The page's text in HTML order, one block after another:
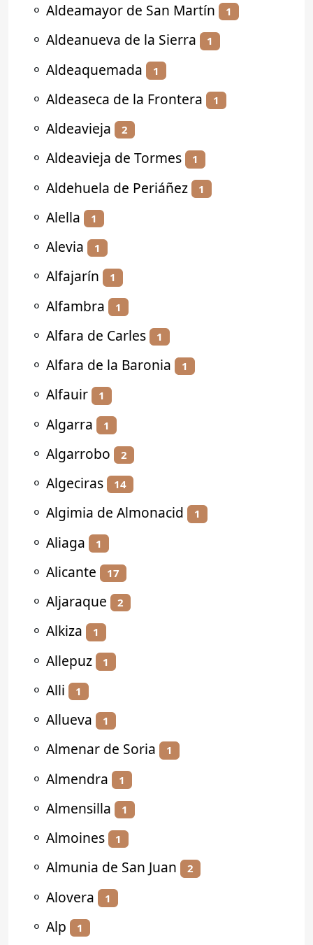
⚬ Aldeamayor de San Martín 1
⚬ Aldeanueva de la Sierra 1
⚬ Aldeaquemada 1
⚬ Aldeaseca de la Frontera 1
⚬ Aldeavieja 2
⚬ Aldeavieja de Tormes 1
⚬ Aldehuela de Periáñez 1
⚬ Alella 1
⚬ Alevia 1
⚬ Alfajarín 1
⚬ Alfambra 1
⚬ Alfara de Carles 1
⚬ Alfara de la Baronia 1
⚬ Alfauir 1
⚬ Algarra 1
⚬ Algarrobo 2
⚬ Algeciras 14
⚬ Algimia de Almonacid 1
⚬ Aliaga 1
⚬ Alicante 17
⚬ Aljaraque 2
⚬ Alkiza 1
⚬ Allepuz 1
⚬ Alli 1
⚬ Allueva 1
⚬ Almenar de Soria 1
⚬ Almendra 1
⚬ Almensilla 1
⚬ Almoines 1
⚬ Almunia de San Juan 2
⚬ Alovera 1
⚬ Alp 1